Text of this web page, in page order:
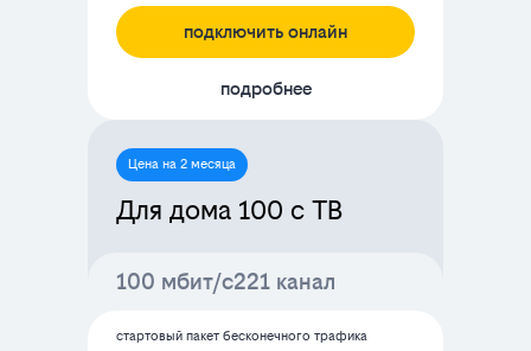
подключить онлайн
подробнее
Цена на 2 месяца
Для дома 100 с ТВ
100 мбит/с221 канал
стартовый пакет бесконечного трафика